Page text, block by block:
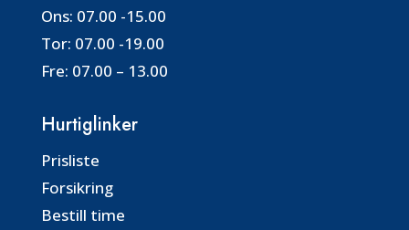
Ons: 07.00 -15.00
Tor: 07.00 -19.00
Fre: 07.00 – 13.00
Hurtiglinker
Prisliste
Forsikring
Bestill time